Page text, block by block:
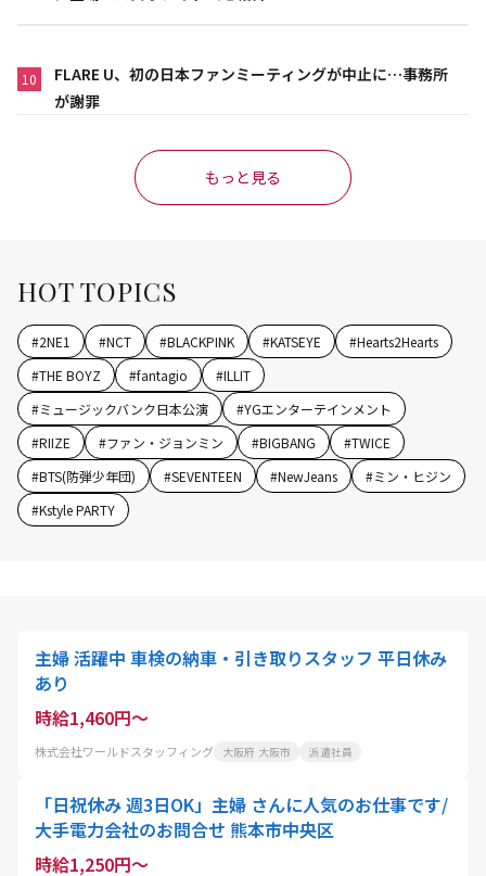
10
FLARE U、初の日本ファンミーティングが中止に…事務所
が謝罪
もっと見る
HOT TOPICS
#2NE1 #NCT #BLACKPINK #KATSEYE #Hearts2Hearts
#THE BOYZ #fantagio #ILLIT
#ミュージックバンク日本公演 #YGエンターテインメント
#RIIZE #ファン・ジョンミン #BIGBANG #TWICE
#BTS(防弾少年団) #SEVENTEEN #NewJeans #ミン・ヒジン
#Kstyle PARTY
主婦 活躍中 車検の納車・引き取りスタッフ 平日休み
あり
時給1,460円～
株式会社ワールドスタッフィング 大阪府 大阪市 派遣社員
「日祝休み 週3日OK」主婦 さんに人気のお仕事です/
大手電力会社のお問合せ 熊本市中央区
時給1,250円～